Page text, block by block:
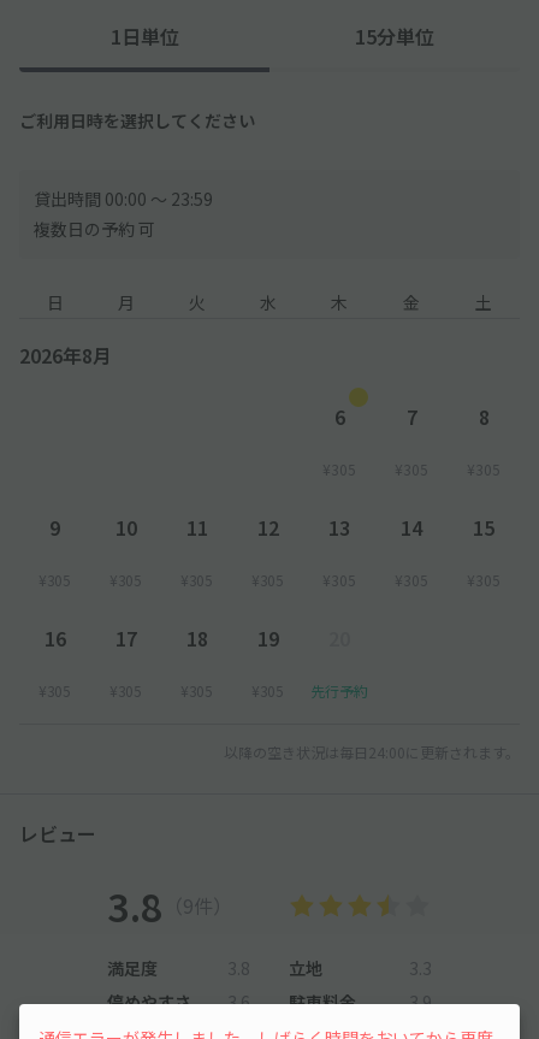
1日単位 15分単位
ご利用日時を選択してください
貸出時間 00:00 〜 23:59
複数日の予約 可
日 月 火 水 木 金 土
2026年8月
6
¥305
7
¥305
8
¥305
9
¥305
10
¥305
11
¥305
12
¥305
13
¥305
14
¥305
15
¥305
16
¥305
17
¥305
18
¥305
19
¥305 先行予約
以降の空き状況は毎日24:00に更新されます。
レビュー
3.8 （9件）
満足度 3.8 立地
3.3
停めやすさ
3.6 駐車料金
3.9